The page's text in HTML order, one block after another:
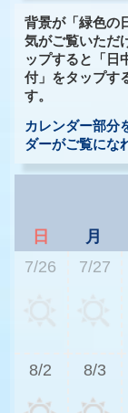
背景が「緑色の
気がご覧いただ
ップすると「日
付」をタップす
す。
カレンダー部分
ダーがご覧にな
日 月
7/26
7/27
8/2 8/3